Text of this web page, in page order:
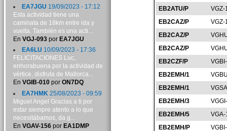
EB2ATU/P
VGZ-
EB2CAZ/P
VGZ-
EB2CAZ/P
EB2CAZ/P
EB2CZF/P
EB2EMH/1
EB2EMH/1
EB2EMH/3
EB2EMH/5
VGA-
EB2EMH/P
EA7JGU 19/09/2023 - 17:12
Esta actividad tiene una
caminata de 18km entre ida y
vuelta. También es una acti...
En VGJ-093por EA7JGU
EA6LU 10/09/2023 - 17:36
FELICITACIONES Luc,
enhorabuena por la actividad de
vértice, disfruta de Mallorca...
En VGIB-010por ON7DQ
EA7HMK 25/08/2023 - 09:59
Miguel Angel Gracias a ti por
estar siempre atento a lo que
necesitábamos, da g...
En VGAV-156por EA1DMP